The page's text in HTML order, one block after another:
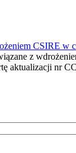
CSIRE w
z
aktualizacji nr